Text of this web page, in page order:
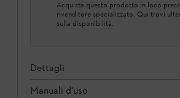
Acquista questo prodotto in loco
rivenditore specializzato. Qui trovi
sulla disponibilità.
Dettagli
Manuali d'uso